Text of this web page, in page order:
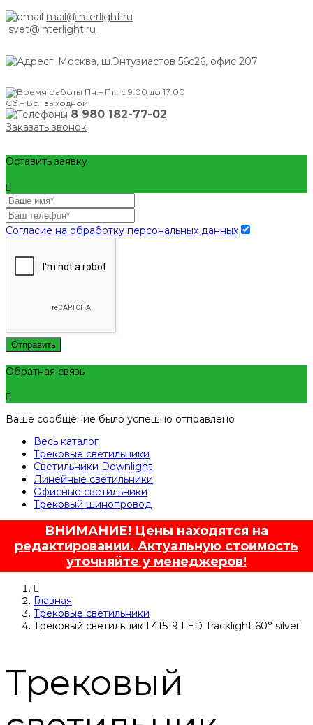
mail@interlight.ru
svet@interlight.ru
г. Москва, ш.Энтузиастов 56с26, офис 207
Пн.– Пт.: с 9:00 до 17:00
Сб.– Вс.: выходной
8 980 182-77-02
Заказать звонок
Оставить заявку
Согласие на обработку персональных данных
Отправить
Обратная связь
Ваше сообщение было успешно отправлено
Весь каталог
Трековые светильники
Светильники Downlight
Линейные светильники
Офисные светильники
Трековый шинопровод
ВНИМАНИЕ! Цены находятся на
редактировании. Актуальную стоимость
уточняйте у менеджеров!
Главная
Трековые светильники
Трековый светильник L4T519 LED Tracklight 60° silver
Трековый